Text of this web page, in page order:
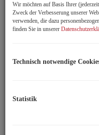
Beschreibung
Wir möchten auf Basis Ihrer
Zweck der Verbesserung unserer
verwenden, die dazu
finden Sie in unserer
Technisch notwendige
Statistik